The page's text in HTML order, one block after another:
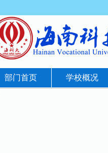
部门首页 学校概况